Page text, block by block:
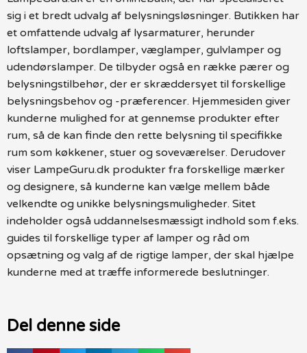
sig i et bredt udvalg af belysningsløsninger. Butikken har
et omfattende udvalg af lysarmaturer, herunder
loftslamper, bordlamper, væglamper, gulvlamper og
udendørslamper. De tilbyder også en række pærer og
belysningstilbehør, der er skræddersyet til forskellige
belysningsbehov og -præferencer. Hjemmesiden giver
kunderne mulighed for at gennemse produkter efter
rum, så de kan finde den rette belysning til specifikke
rum som køkkener, stuer og soveværelser. Derudover
viser LampeGuru.dk produkter fra forskellige mærker
og designere, så kunderne kan vælge mellem både
velkendte og unikke belysningsmuligheder. Sitet
indeholder også uddannelsesmæssigt indhold som f.eks.
guides til forskellige typer af lamper og råd om
opsætning og valg af de rigtige lamper, der skal hjælpe
kunderne med at træffe informerede beslutninger.
Del denne side